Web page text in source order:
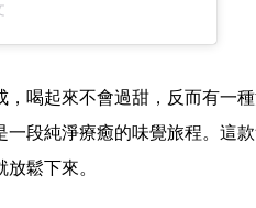
喝起來不會過甜，反而有一
段純淨療癒的味覺旅程。這
鬆下來。